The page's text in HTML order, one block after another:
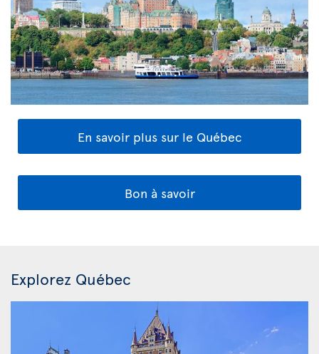
En savoir plus sur le Québec
Bon à savoir
Explorez Québec